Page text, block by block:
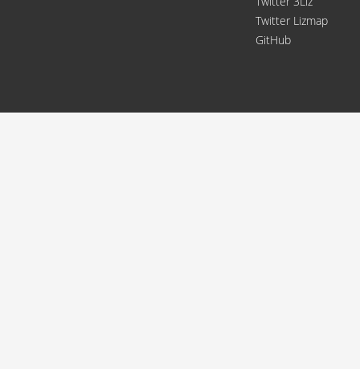
Twitter Lizmap
GitHub